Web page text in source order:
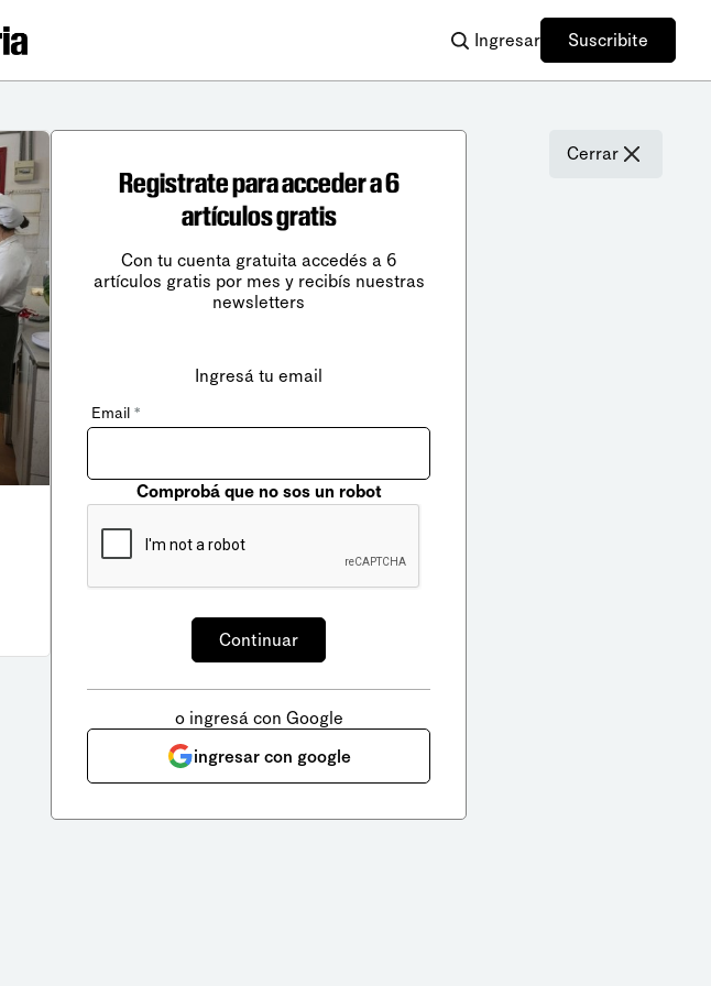
Ingresar Suscribite
Cerrar
Registrate para acceder a 6
artículos gratis
Con tu cuenta gratuita accedés a 6
artículos gratis por mes y recibís nuestras
newsletters
Ingresá tu email
Email *
Comprobá que no sos un robot
o ingresá con Google
ingresar con google